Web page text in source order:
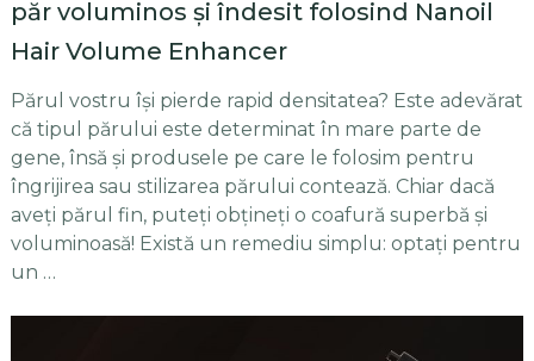
păr voluminos și îndesit folosind Nanoil
Hair Volume Enhancer
Părul vostru își pierde rapid densitatea? Este adevărat
că tipul părului este determinat în mare parte de
gene, însă și produsele pe care le folosim pentru
îngrijirea sau stilizarea părului contează. Chiar dacă
aveți părul fin, puteți obțineți o coafură superbă și
voluminoasă! Există un remediu simplu: optați pentru
un …